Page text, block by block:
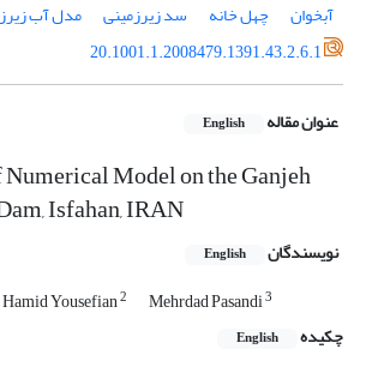
آبخوان
چهل خانه سد زیرزمینی
مدل آب
20.1001.1.2008479.1391.43.2.6.1
عنوان مقاله English
Model on the Ganjeh
Isfahan, IRAN
نویسندگان English
Hamid Yousefian2 Mehrdad Pasandi3
چکیده English